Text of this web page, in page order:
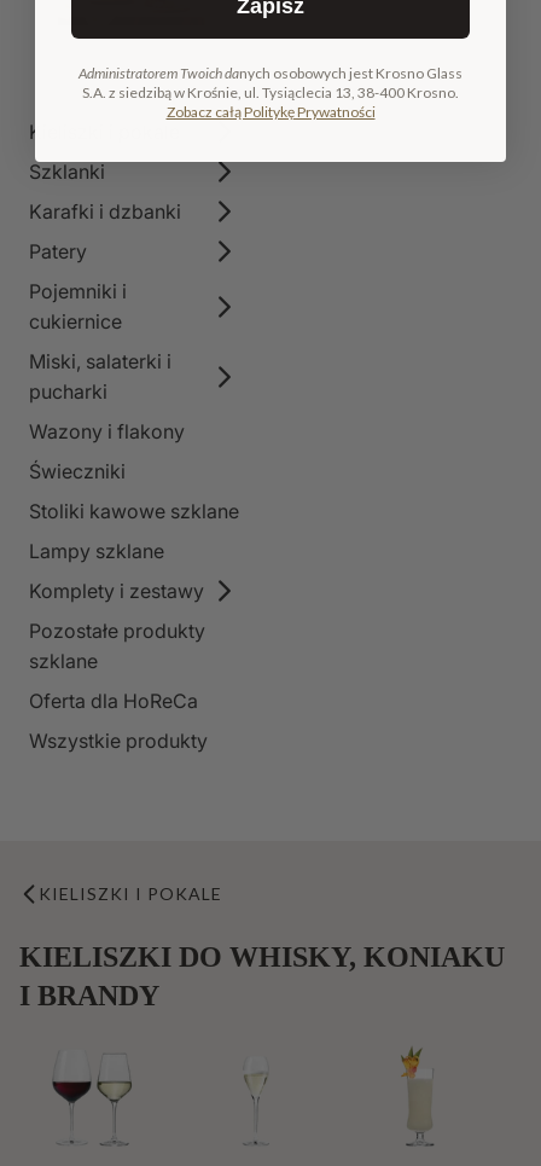
Kieliszki i pokale
Szklanki
Karafki i dzbanki
Patery
Pojemniki i
cukiernice
Miski, salaterki i
pucharki
Wazony i flakony
Świeczniki
Stoliki kawowe szklane
Lampy szklane
Komplety i zestawy
Pozostałe produkty
szklane
Oferta dla HoReCa
Wszystkie produkty
KIELISZKI I POKALE
KIELISZKI DO WHISKY, KONIAKU
I BRANDY
Zapisz
Administratorem Twoich danych osobowych jest Krosno Glass
S.A. z siedzibą w Krośnie, ul. Tysiąclecia 13, 38-400 Krosno.
Zobacz całą Politykę Prywatności